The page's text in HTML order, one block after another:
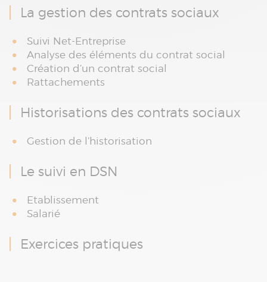
La gestion des contrats sociaux
Suivi Net-Entreprise
Analyse des éléments du contrat social
Création d’un contrat social
Rattachements
Historisations des contrats sociaux
Gestion de l’historisation
Le suivi en DSN
Etablissement
Salarié
Exercices pratiques